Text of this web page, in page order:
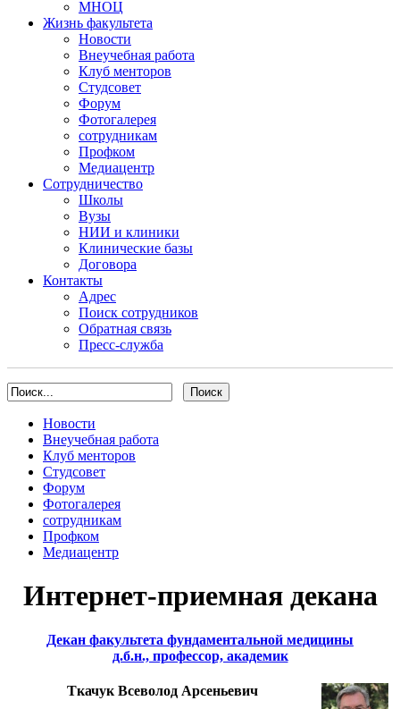
МНОЦ
Жизнь факультета
Новости
Внеучебная работа
Клуб менторов
Студсовет
Форум
Фотогалерея
сотрудникам
Профком
Медиацентр
Сотрудничество
Школы
Вузы
НИИ и клиники
Клинические базы
Договора
Контакты
Адрес
Поиск сотрудников
Обратная связь
Пресс-служба
Новости
Внеучебная работа
Клуб менторов
Студсовет
Форум
Фотогалерея
сотрудникам
Профком
Медиацентр
Интернет-приемная декана
Декан факультета фундаментальной медицины
д.б.н., профессор, академик
Ткачук Всеволод Арсеньевич